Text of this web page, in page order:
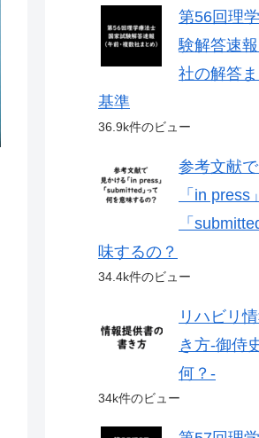
第56回理
験解答速
社の解答
基準
36.9k件のビュー
参考文献
「in press
「
味するの？
34.4k件のビュー
リハビリ
き方-御侍
何？-
34k件のビュー